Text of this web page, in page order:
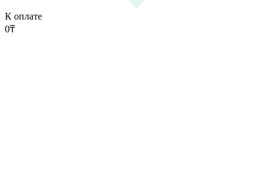
К оплате
0₸